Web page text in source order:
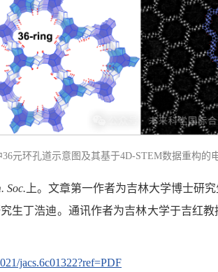
36元环孔道示意图及其基于4D-STEM数据重构的
Soc. 上。文章第一作者为吉林大学博士研
生丁浩迪。通讯作者为吉林大学于吉红
jacs.6c01322?ref=PDF